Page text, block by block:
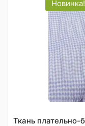
Новинка!
Ткань плательно-